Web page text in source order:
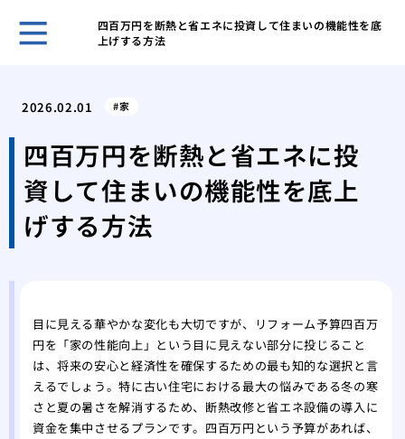
四百万円を断熱と省エネに投資して住まいの機能性を底
上げする方法
フ
く
2026.02.01 家
四百万円を断熱と省エネに投
資して住まいの機能性を底上
げする方法
目に見える華やかな変化も大切ですが、リフォーム予算四百万
円を「家の性能向上」という目に見えない部分に投じること
は、将来の安心と経済性を確保するための最も知的な選択と言
えるでしょう。特に古い住宅における最大の悩みである冬の寒
さと夏の暑さを解消するため、断熱改修と省エネ設備の導入に
資金を集中させるプランです。四百万円という予算があれば、